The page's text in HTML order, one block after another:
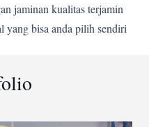
jaminan kualitas terjamin
yang bisa anda pilih sendiri